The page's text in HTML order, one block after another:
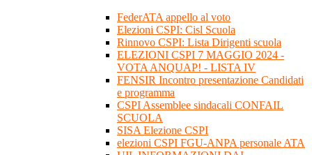
FederATA appello al voto
Elezioni CSPI: Cisl Scuola
Rinnovo CSPI: Lista Dirigenti scuola
ELEZIONI CSPI 7 MAGGIO 2024 -
VOTA ANQUAP! - LISTA IV
FENSIR Incontro presentazione Candidati
e programma
CSPI Assemblee sindacali CONFAIL
SCUOLA
SISA Elezione CSPI
elezioni CSPI FGU-ANPA personale ATA